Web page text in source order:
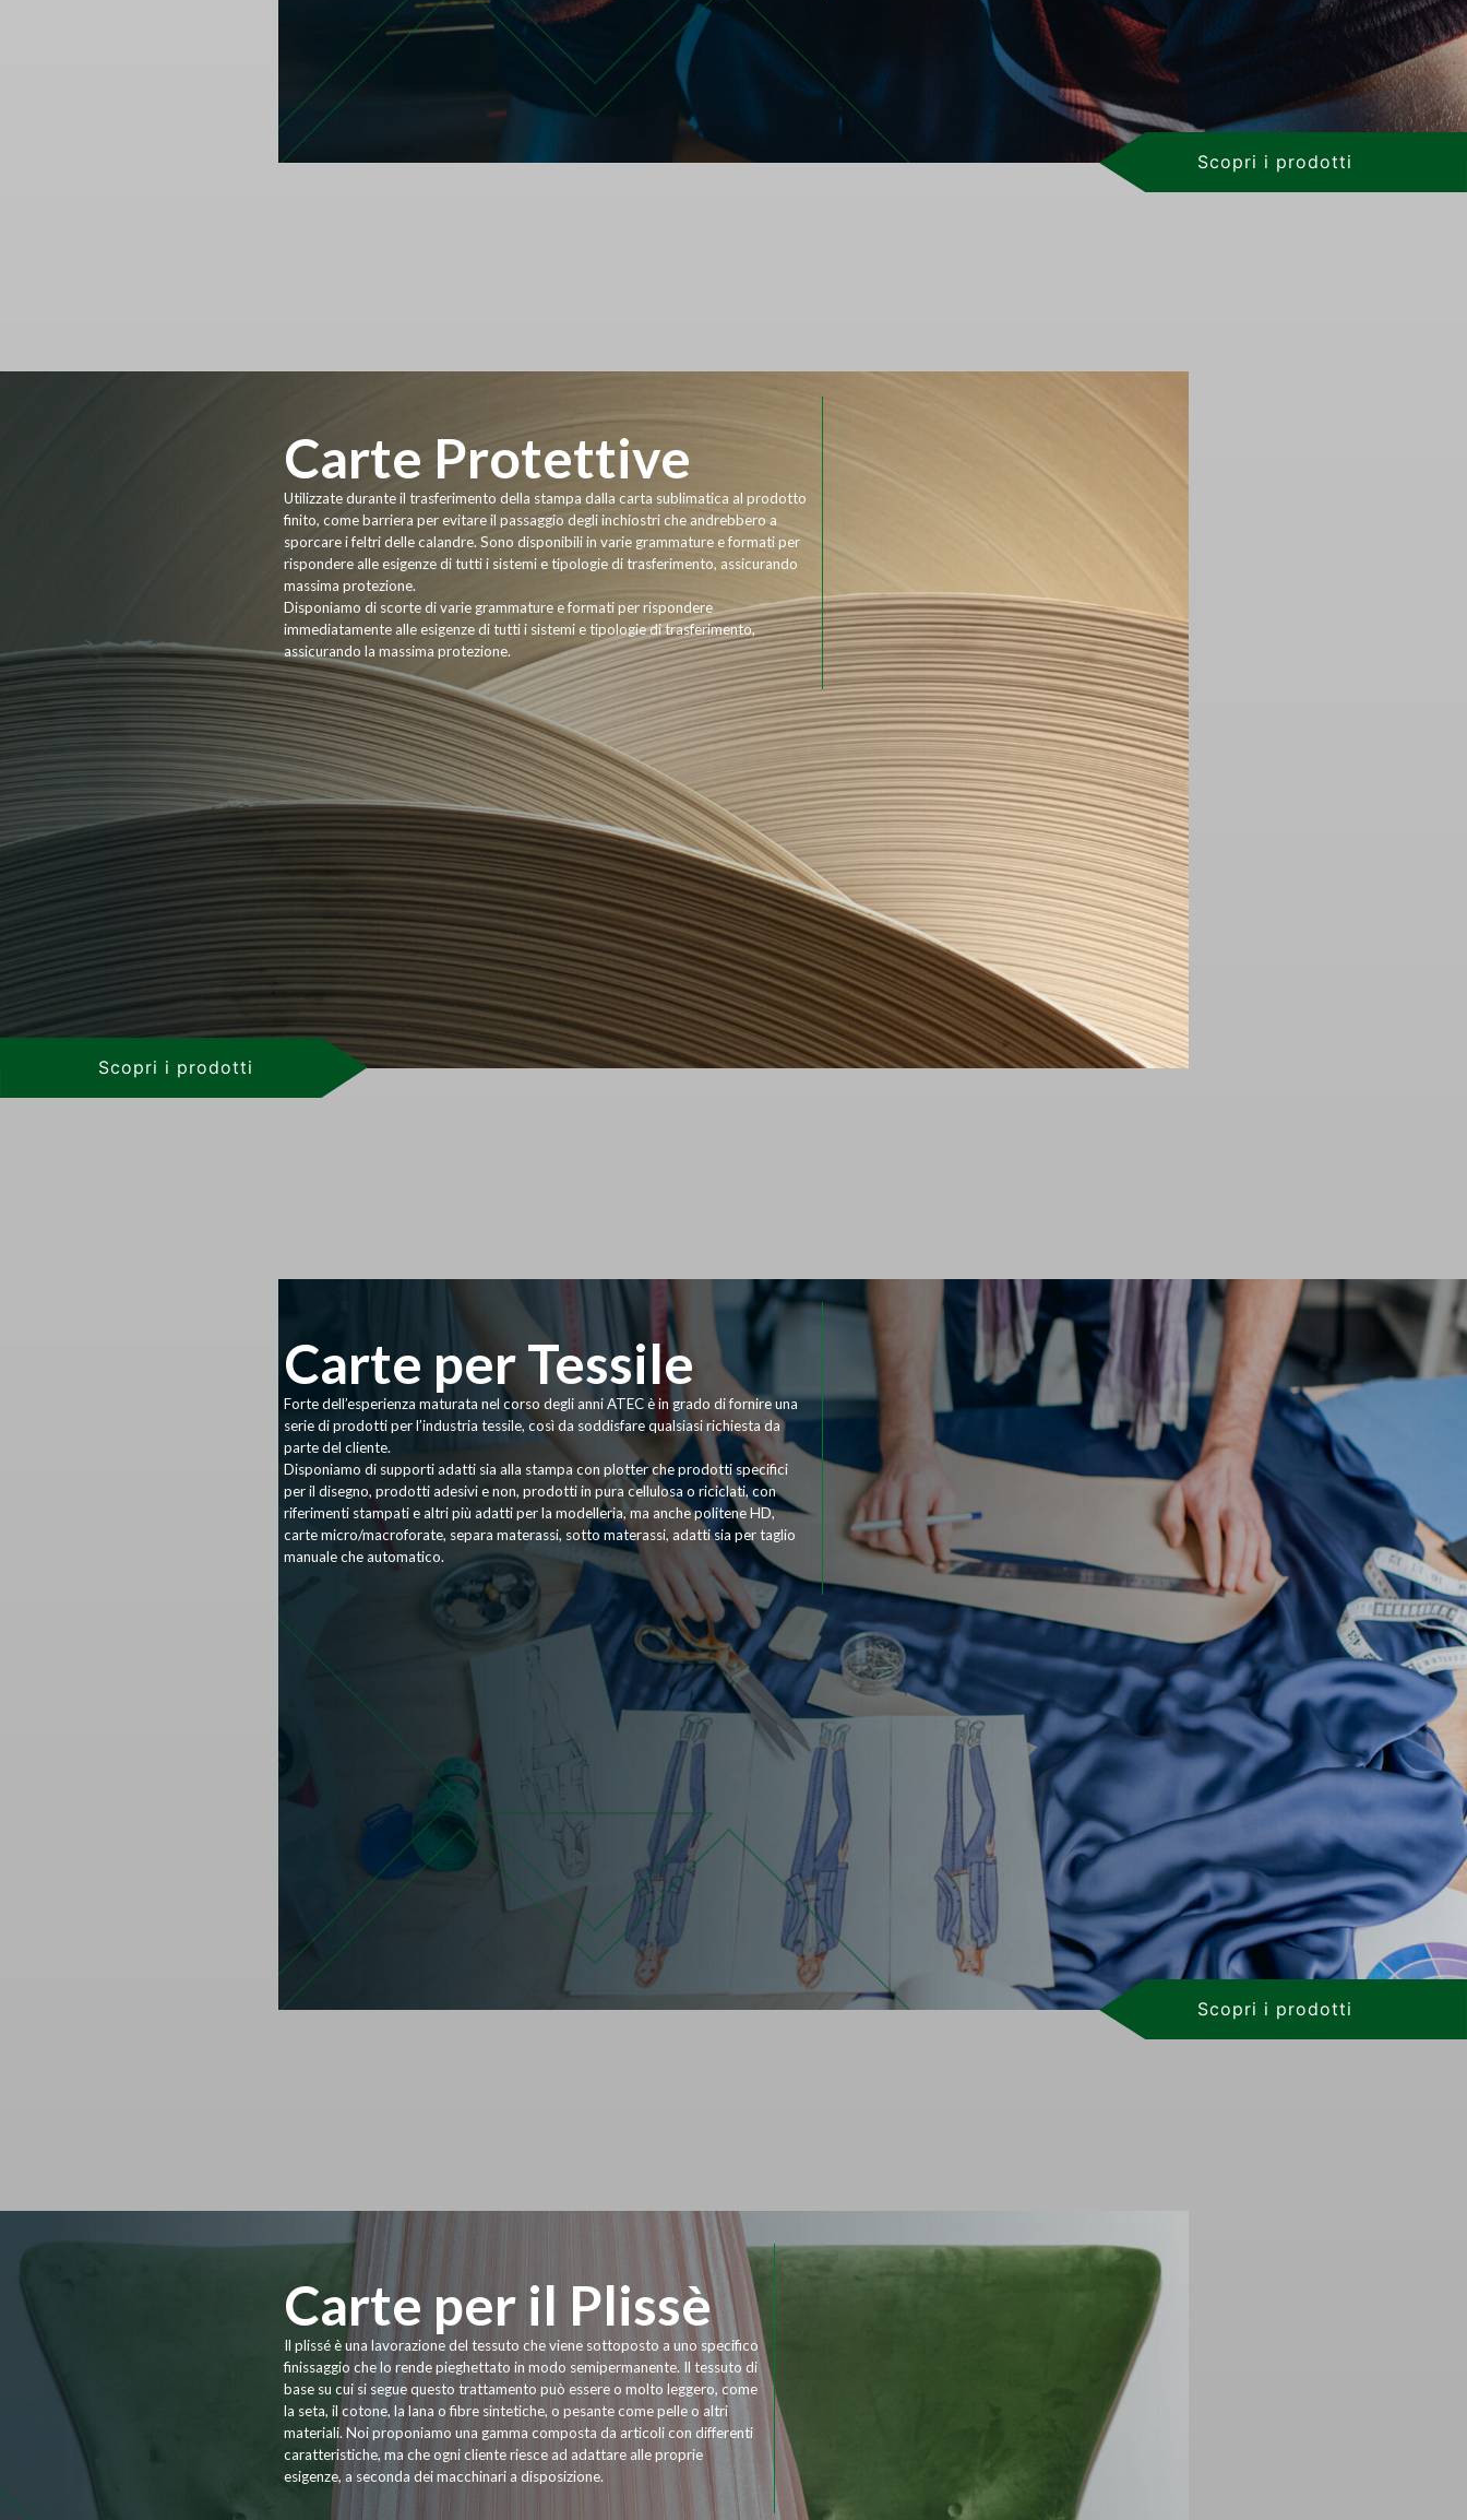
Scopri i prodotti
Carte Protettive
Utilizzate durante il trasferimento della stampa dalla carta sublimatica al prodotto
finito, come barriera per evitare il passaggio degli inchiostri che andrebbero a
sporcare i feltri delle calandre. Sono disponibili in varie grammature e formati per
rispondere alle esigenze di tutti i sistemi e tipologie di trasferimento, assicurando
massima protezione.
Disponiamo di scorte di varie grammature e formati per rispondere
immediatamente alle esigenze di tutti i sistemi e tipologie di trasferimento,
assicurando la massima protezione.
Scopri i prodotti
Carte per Tessile
Forte dell’esperienza maturata nel corso degli anni ATEC è in grado di fornire una
serie di prodotti per l’industria tessile, così da soddisfare qualsiasi richiesta da
parte del cliente.
Disponiamo di supporti adatti sia alla stampa con plotter che prodotti specifici
per il disegno, prodotti adesivi e non, prodotti in pura cellulosa o riciclati, con
riferimenti stampati e altri più adatti per la modelleria, ma anche politene HD,
carte micro/macroforate, separa materassi, sotto materassi, adatti sia per taglio
manuale che automatico.
Scopri i prodotti
Carte per il Plissè
Il plissé è una lavorazione del tessuto che viene sottoposto a uno specifico
finissaggio che lo rende pieghettato in modo semipermanente. Il tessuto di
base su cui si segue questo trattamento può essere o molto leggero, come
la seta, il cotone, la lana o fibre sintetiche, o pesante come pelle o altri
materiali. Noi proponiamo una gamma composta da articoli con differenti
caratteristiche, ma che ogni cliente riesce ad adattare alle proprie
esigenze, a seconda dei macchinari a disposizione.